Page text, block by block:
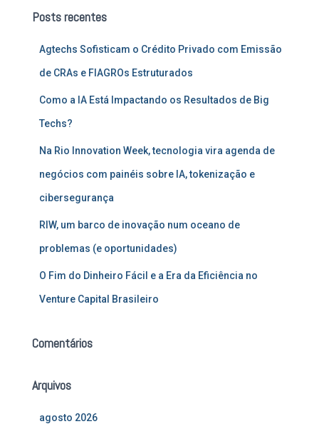
iPosts recentes
Agtechs Sofisticam o Crédito Privado com Emissão
de CRAs e FIAGROs Estruturados
Como a IA Está Impactando os Resultados de Big
Techs?
Na Rio Innovation Week, tecnologia vira agenda de
negócios com painéis sobre IA, tokenização e
cibersegurança
RIW, um barco de inovação num oceano de
problemas (e oportunidades)
O Fim do Dinheiro Fácil e a Era da Eficiência no
Venture Capital Brasileiro
Comentários
Arquivos
agosto 2026